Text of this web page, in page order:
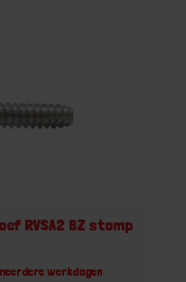
RVSA2 BZ stomp
werkdagen